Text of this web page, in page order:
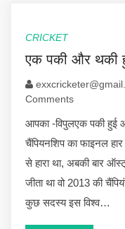
CRICKET
एक पकी और थकी
Comments
आपका -विपुलएक पकी हुई
चैंपियनशिप का फाइनल हार
से हारा था, अबकी बार
जीता था वो 2013 की
कुछ सदस्य इस विश्व…